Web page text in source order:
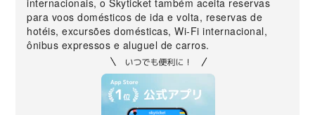
internacionais, o Skyticket também aceita reservas
para voos domésticos de ida e volta, reservas de
hotéis, excursões domésticas, Wi-Fi internacional,
ônibus expressos e aluguel de carros.